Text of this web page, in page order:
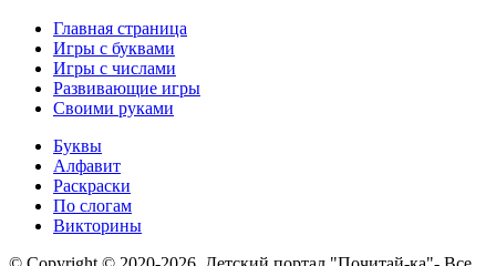
Главная страница
Игры с буквами
Игры с числами
Развивающие игры
Своими руками
Буквы
Алфавит
Раскраски
По слогам
Викторины